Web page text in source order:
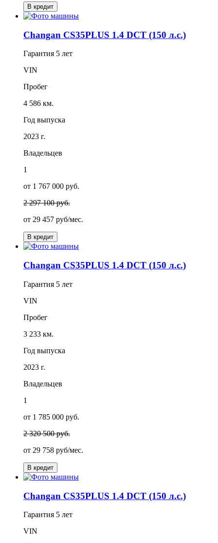
В кредит
Changan CS35PLUS 1.4 DCT (150 л.с.)
Гарантия 5 лет
VIN
Пробег
4 586 км.
Год выпуска
2023 г.
Владельцев
1
от 1 767 000 руб.
2 297 100 руб.
от 29 457 руб/мес.
В кредит
Changan CS35PLUS 1.4 DCT (150 л.с.)
Гарантия 5 лет
VIN
Пробег
3 233 км.
Год выпуска
2023 г.
Владельцев
1
от 1 785 000 руб.
2 320 500 руб.
от 29 758 руб/мес.
В кредит
Changan CS35PLUS 1.4 DCT (150 л.с.)
Гарантия 5 лет
VIN